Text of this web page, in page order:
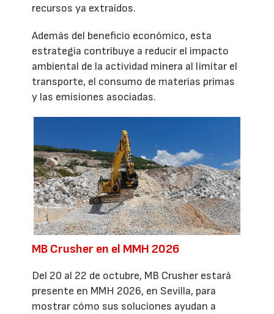
recursos ya extraídos.
Además del beneficio económico, esta
estrategia contribuye a reducir el impacto
ambiental de la actividad minera al limitar el
transporte, el consumo de materias primas
y las emisiones asociadas.
MB Crusher en el MMH 2026
Del 20 al 22 de octubre, MB Crusher estará
presente en MMH 2026, en Sevilla, para
mostrar cómo sus soluciones ayudan a